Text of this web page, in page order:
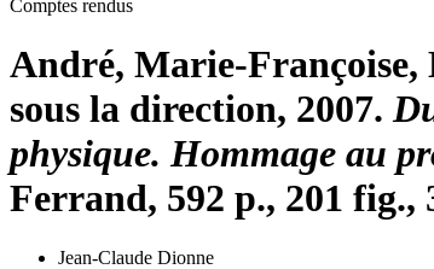
Comptes rendus
André, Marie-Françoise,
sous la direction, 2007.
physique. Hommage au
Ferrand, 592 p., 201 fig.,
Jean-Claude Dionne